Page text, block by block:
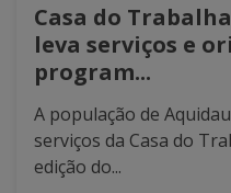
Casa do
leva serviços e
program...
A população de
serviços da Casa do
edição do...